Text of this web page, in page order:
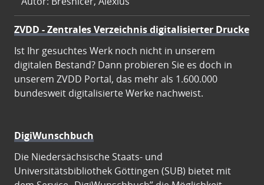
ZVDD - Zentrales Verzeichnis digitalisierter Drucke
Ist Ihr gesuchtes Werk noch nicht in unserem
digitalen Bestand? Dann probieren Sie es doch in
unserem ZVDD Portal, das mehr als 1.600.000
bundesweit digitalisierte Werke nachweist.
DigiWunschbuch
Die Niedersächsische Staats- und
Universitätsbibliothek Göttingen (SUB) bietet mit